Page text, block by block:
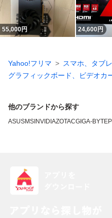
55,000円 24,600円
Yahoo!フリマ スマホ、タブ
グラフィックボード、ビデオカ
他のブランドから探す
ASUSMSI NVIDIAZOTACGIGA-BYTE